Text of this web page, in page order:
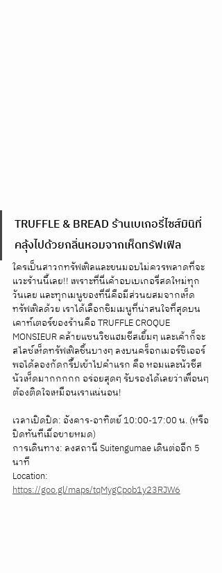
TRUFFLE & BREAD ร้านเบเกอรี่ไซส์มินิที่
คลุ้งไปด้วยกลิ่นหอมจากเห็ดทรัฟเฟิล
ใครเป็นสาวกทรัฟเฟิลและขนมอบไม่ควรพลาดที่จะ
แวะร้านนี้เลย!! เพราะที่นี่เค้าอบเบเกอรี่สดใหม่ทุก
วันเลย และทุกเมนูของที่นี่คือมีส่วนผสมจากเห็ด
ทรัฟเฟิลด้วย เราได้เลือกชิมเมนูที่น่าสนใจที่สุดบน
เคาท์เตอร์ของร้านคือ TRUFFLE CROQUE
MONSIEUR คล้ายแซนวิชแฮมชีสเยิ้มๆ และเค้าก็จะ
สไลซ์เห็ดทรัฟเฟิลชิ้นบางๆ ลงบนคร็อกเมอร์ซิเออร์
พอได้ลองกัดกรึ้ปเข้าไปคำแรก คือ หอมและนัวชีส
นัวเห็ดมากกกกก อร่อยสุดๆ รับรองได้เลยว่าเพื่อนๆ
ต้องติดใจเหมือนเราแน่นอน!
เวลาเปิดปิด: อังคาร-อาทิตย์ 10:00-17:00 น. (หรือ
ปิดทันทีเมื่อขายหมด)
การเดินทาง: ลงสถานี Suitengumae เดินต่ออีก 5
นาที
Location:
https://goo.gl/maps/tqMygCpob1y23RJW6